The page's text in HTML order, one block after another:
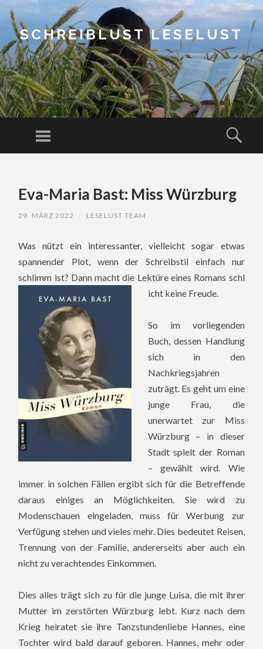
SCHREIBLUST LESELUST
Menu
CONTENTEva-Maria Bast: Miss Würzburg
29. MÄRZ 2022 LESELUST TEAM
Was nützt ein interessanter, vielleicht sogar etwas
spannender Plot, wenn der Schreibstil einfach nur
schlimm ist? Dann macht die Lektüre eines Romans schl
icht keine Freude.
So im vorliegenden
Buch, dessen Handlung
sich in den
Nachkriegsjahren
zuträgt. Es geht um eine
junge Frau, die
unerwartet zur Miss
Würzburg – in dieser
Stadt spielt der Roman
– gewählt wird. Wie
immer in solchen Fällen ergibt sich für die Betreffende
daraus einiges an Möglichkeiten. Sie wird zu
Modenschauen eingeladen, muss für Werbung zur
Verfügung stehen und vieles mehr. Dies bedeutet Reisen,
Trennung von der Familie, andererseits aber auch ein
nicht zu verachtendes Einkommen.
Dies alles trägt sich zu für die junge Luisa, die mit ihrer
Mutter im zerstörten Würzburg lebt. Kurz nach dem
Krieg heiratet sie ihre Tanzstundenliebe Hannes, eine
Tochter wird bald darauf geboren. Hannes, mehr oder